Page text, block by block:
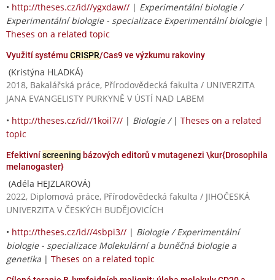
• http://theses.cz/id//ygxdaw// | Experimentální biologie /
Experimentální biologie - specializace Experimentální biologie|
Theses on a related topic
Využití systému CRISPR/Cas9 ve výzkumu rakoviny
(Kristýna HLADKÁ)
2018, Bakalářská práce, Přírodovědecká fakulta / UNIVERZITA
JANA EVANGELISTY PURKYNĚ V ÚSTÍ NAD LABEM
• http://theses.cz/id//1koil7// | Biologie / | Theses on a related
topic
Efektivníscreening bázových editorů v mutagenezi \kur{Drosophila
melanogaster}
(Adéla HEJZLAROVÁ)
2022, Diplomová práce, Přírodovědecká fakulta / JIHOČESKÁ
UNIVERZITA V ČESKÝCH BUDĚJOVICÍCH
• http://theses.cz/id//4sbpi3// | Biologie / Experimentální
biologie - specializace Molekulární a buněčná biologie a
genetika | Theses on a related topic